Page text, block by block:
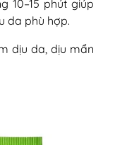
10–15 phút giúp
da phù hợp.
dịu da, dịu mẩn